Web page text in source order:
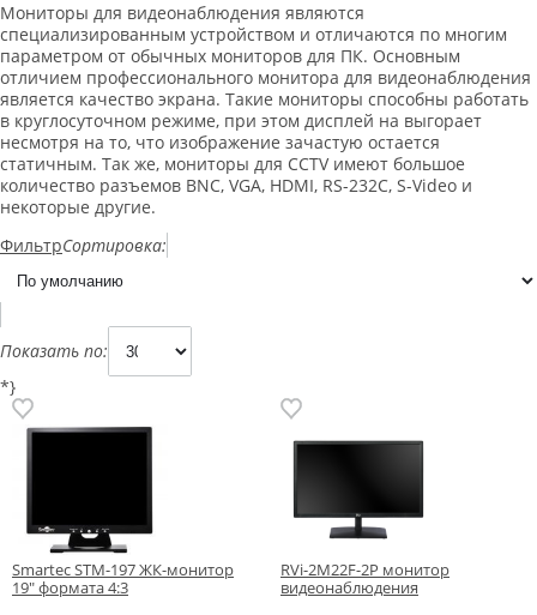
Мониторы для видеонаблюдения являются
специализированным устройством и отличаются по многим
параметром от обычных мониторов для ПК. Основным
отличием профессионального монитора для видеонаблюдения
является качество экрана. Такие мониторы способны работать
в круглосуточном режиме, при этом дисплей на выгорает
несмотря на то, что изображение зачастую остается
статичным. Так же, мониторы для CCTV имеют большое
количество разъемов BNC, VGA, HDMI, RS-232C, S-Video и
некоторые другие.
ФильтрСортировка:
Показать по:
*}
Smartec STM-197 ЖК-монитор
19" формата 4:3
RVi-2M22F-2P монитор
видеонаблюдения